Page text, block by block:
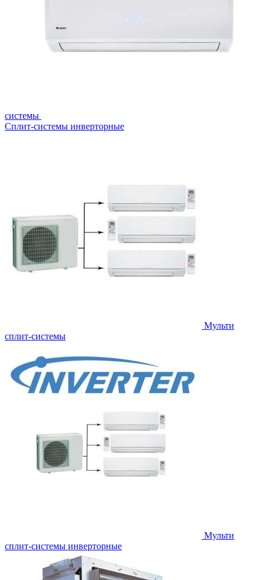
системы
Сплит-системы инверторные
Мульти
сплит-системы
Мульти
сплит-системы инверторные